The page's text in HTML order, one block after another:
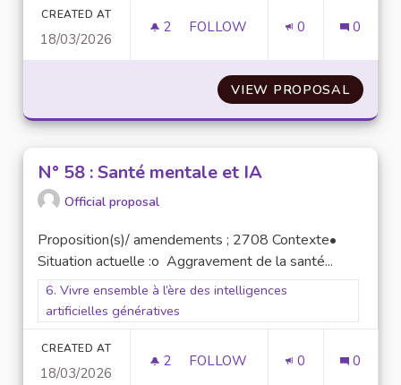
CREATED AT
18/03/2026
2 2 FOLLOWERS
FOLLOW 0 0
VIEW PROPOSALN°41 :
N° 58 : Santé mentale et IA
Official proposal
Proposition(s)/ amendements ; 2708 Contexte•
Situation actuelle :o Aggravement de la santé...
Filter results for scope: 6. Vivre ensemble à l’ère des
6. Vivre ensemble à l’ère des intelligences
artificielles génératives
CREATED AT
18/03/2026
2 2 FOLLOWERS
FOLLOW 0 0